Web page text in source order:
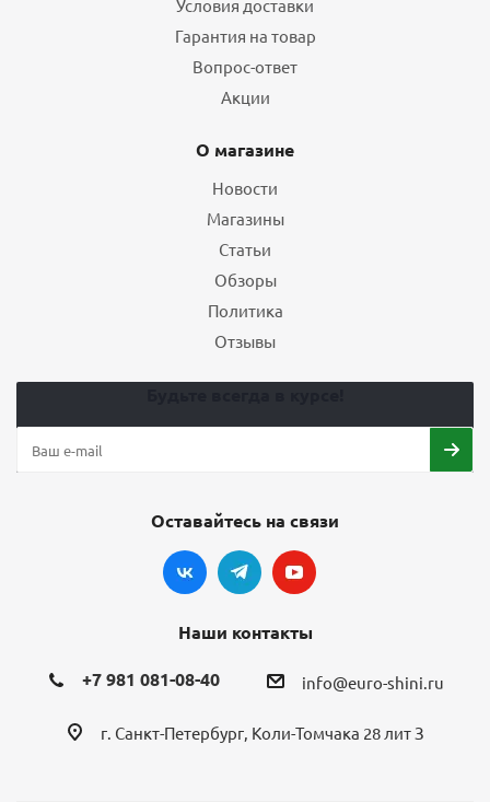
Условия доставки
Гарантия на товар
Вопрос-ответ
Акции
О магазине
Новости
Магазины
Статьи
Обзоры
Политика
Отзывы
Оставайтесь на связи
Наши контакты
+7 981 081-08-40 info@euro-shini.ru
г. Санкт-Петербург, Коли-Томчака 28 лит З